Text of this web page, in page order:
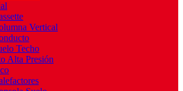
Vertical
Techo
Alta Presión